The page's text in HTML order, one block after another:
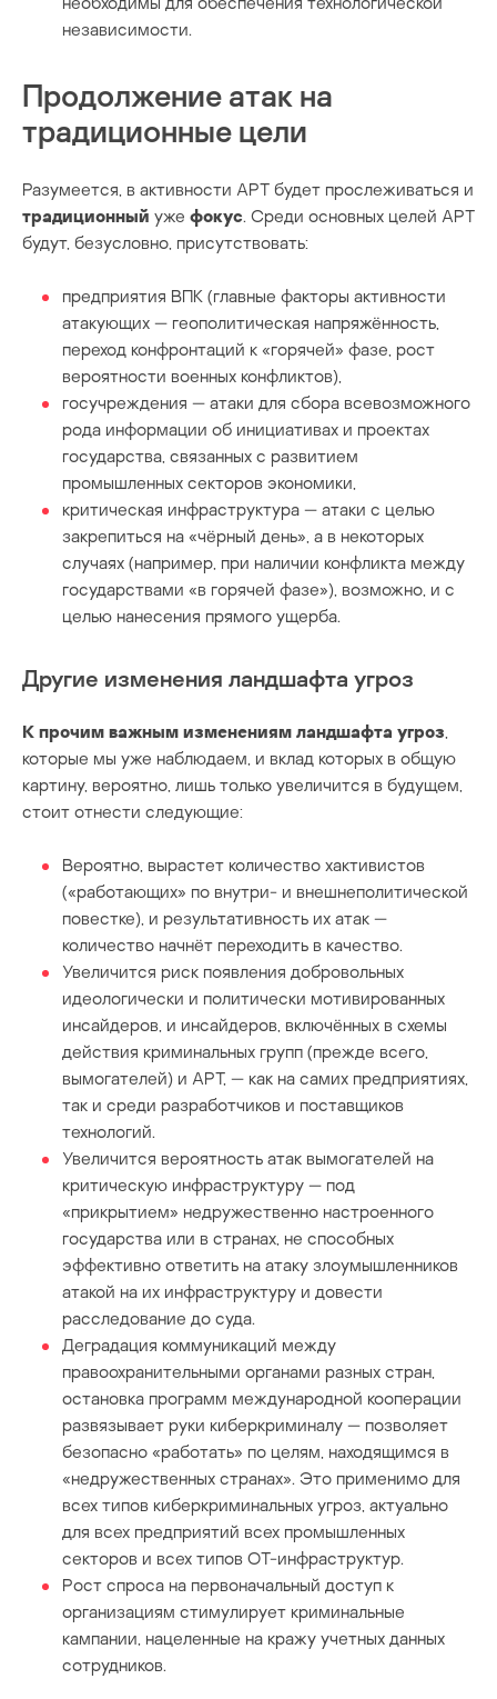
независимости.
Продолжение атак на
традиционные цели
Разумеется, в активности APT будет прослеживаться и
традиционный уже фокус. Среди основных целей APT
будут, безусловно, присутствовать:
предприятия ВПК (главные факторы активности
атакующих — геополитическая напряжённость,
переход конфронтаций к «горячей» фазе, рост
вероятности военных конфликтов),
госучреждения — атаки для сбора всевозможного
рода информации об инициативах и проектах
государства, связанных с развитием
промышленных секторов экономики,
критическая инфраструктура — атаки с целью
закрепиться на «чёрный день», а в некоторых
случаях (например, при наличии конфликта между
государствами «в горячей фазе»), возможно, и с
целью нанесения прямого ущерба.
Другие изменения ландшафта угроз
К прочим важным изменениям ландшафта угроз,
которые мы уже наблюдаем, и вклад которых в общую
картину, вероятно, лишь только увеличится в будущем,
стоит отнести следующие:
Вероятно, вырастет количество хактивистов
(«работающих» по внутри- и внешнеполитической
повестке), и результативность их атак —
количество начнёт переходить в качество.
Увеличится риск появления добровольных
идеологически и политически мотивированных
инсайдеров, и инсайдеров, включённых в схемы
действия криминальных групп (прежде всего,
вымогателей) и APT, — как на самих предприятиях,
так и среди разработчиков и поставщиков
технологий.
Увеличится вероятность атак вымогателей на
критическую инфраструктуру — под
«прикрытием» недружественно настроенного
государства или в странах, не способных
эффективно ответить на атаку злоумышленников
атакой на их инфраструктуру и довести
расследование до суда.
Деградация коммуникаций между
правоохранительными органами разных стран,
остановка программ международной кооперации
развязывает руки киберкриминалу — позволяет
безопасно «работать» по целям, находящимся в
«недружественных странах». Это применимо для
всех типов киберкриминальных угроз, актуально
для всех предприятий всех промышленных
секторов и всех типов OT-инфраструктур.
Рост спроса на первоначальный доступ к
организациям стимулирует криминальные
кампании, нацеленные на кражу учетных данных
сотрудников.